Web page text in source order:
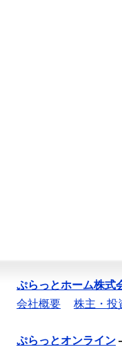
ぷらっとホーム株式
会社概要
株主・投
ぷらっとオンライン